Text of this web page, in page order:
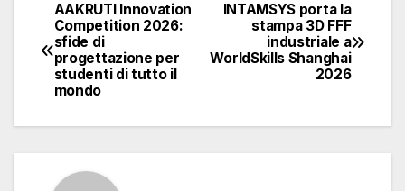
Navigazione
articoli
INTAMSYS porta la
stampa 3D FFF
industriale a
WorldSkills Shanghai
2026
AAKRUTI Innovation
Competition 2026:
sfide di
progettazione per
studenti di tutto il
mondo